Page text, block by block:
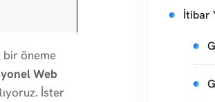
bir öneme
Web
İster
İtibar